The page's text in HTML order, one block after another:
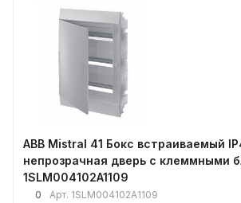
ABB Mistral 41 Бокс встраиваемый IP41 54М белый
непрозрачная дверь с клеммными
1SLM004102A1109
0 Арт. 1SLM004102A1109